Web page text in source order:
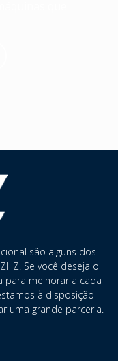
são alguns dos
Se você deseja o
para melhorar a cada
à disposição
uma grande parceria.